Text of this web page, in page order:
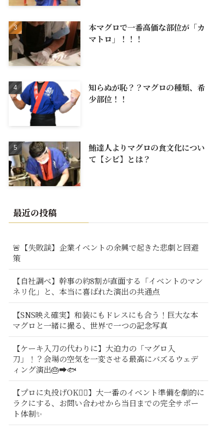
本マグロで一番高価な部位が「カ
マトロ」！！！
知らぬが恥？？マグロの種類、希
少部位！！
鮪達人よりマグロの食文化につい
て【シビ】とは？
最近の投稿
🚨【失敗談】企業イベントの余興で起きた悲劇と回避
策
【自社調べ】幹事の約8割が直面する「イベントのマン
ネリ化」と、本当に喜ばれた演出の共通点
【SNS映え確実】和装にもドレスにも合う！巨大な本
マグロと一緒に撮る、世界で一つの記念写真
【ケーキ入刀の代わりに】大迫力の「マグロ入
刀」！？会場の空気を一変させる最高にバズるウェデ
ィング演出🎂➡️🐟
【プロに丸投げOK🙆‍♂️】大一番のイベント準備を劇的に
ラクにする、お問い合わせから当日までの完全サポー
ト体制✨